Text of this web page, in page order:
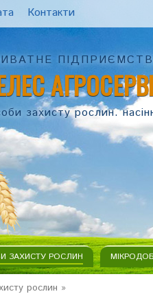
захисту рослин.
Контакти
ЗАХИСТУ РОСЛИН
рослин »